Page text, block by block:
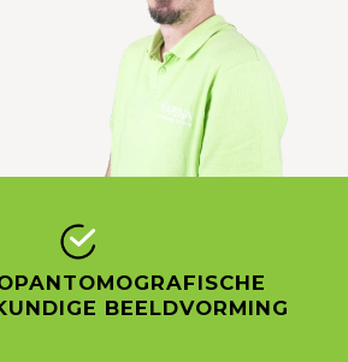
BEELDVORMING